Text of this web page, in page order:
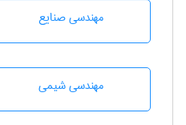
مهندسی صنايع
مهندسي شيمی